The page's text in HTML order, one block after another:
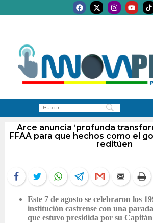
Arce anuncia ‘profunda
FFAA para que hechos como el
reditúen
Este 7 de agosto se celebraron los
institución castrense con una
que estuvo presidida por su